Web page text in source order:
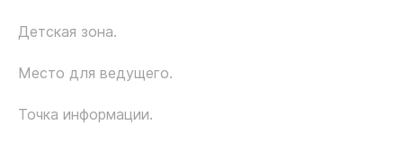
Детская зона.
Место для ведущего.
Точка информации.